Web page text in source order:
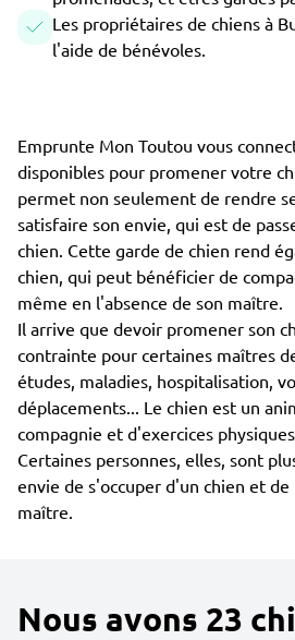
Les propriétaires de chiens à
l'aide de bénévoles.
Emprunte Mon Toutou vous
disponibles pour promener votre
permet non seulement de rendre
satisfaire son envie, qui est de
chien. Cette garde de chien rend
chien, qui peut bénéficier de
même en l'absence de son maître.
Il arrive que devoir promener son
contrainte pour certaines maîtres
études, maladies, hospitalisation,
déplacements... Le chien est un
compagnie et d'exercices
Certaines personnes, elles, sont
envie de s'occuper d'un chien et de
maître.
Nous avons 23